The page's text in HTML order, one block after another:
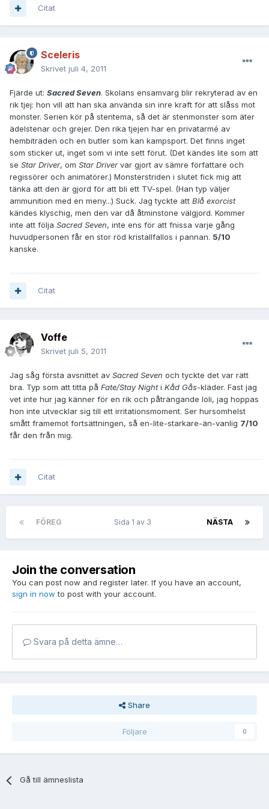
Citat
Sceleris
Skrivet juli 4, 2011
Fjärde ut: Sacred Seven. Skolans ensamvarg blir rekryterad av en
rik tjej: hon vill att han ska använda sin inre kraft för att slåss mot
monster. Serien kör på stentema, så det är stenmonster som äter
ädelstenar och grejer. Den rika tjejen har en privatarmé av
hembiträden och en butler som kan kampsport. Det finns inget
som sticker ut, inget som vi inte sett förut. (Det kändes lite som att
se Star Driver, om Star Driver var gjort av sämre författare och
regissörer och animatörer.) Monsterstriden i slutet fick mig att
tänka att den är gjord för att bli ett TV-spel. (Han typ väljer
ammunition med en meny...) Suck. Jag tyckte att Blå exorcist
kändes klyschig, men den var då åtminstone välgjord. Kommer
inte att följa Sacred Seven, inte ens för att fnissa varje gång
huvudpersonen får en stor röd kristallfallos i pannan. 5/10
kanske.
Citat
Voffe
Skrivet juli 5, 2011
Jag såg första avsnittet av Sacred Seven och tyckte det var rätt
bra. Typ som att titta på Fate/Stay Nighti Kåd Gås-kläder. Fast jag
vet inte hur jag känner för en rik och påträngande loli, jag hoppas
hon inte utvecklar sig till ett irritationsmoment. Ser hursomhelst
smått framemot fortsättningen, så en-lite-starkare-än-vanlig 7/10
får den från mig.
Citat
FÖREG NÄSTA
Sida 1 av 3
Join the conversation
You can post now and register later. If you have an account,
sign in now to post with your account.
Svara på detta ämne…
Share
Följare 0
Gå till ämneslista